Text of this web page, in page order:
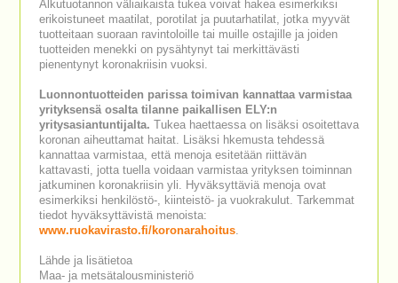
Alkutuotannon väliaikaista tukea voivat hakea esimerkiksi
erikoistuneet maatilat, porotilat ja puutarhatilat, jotka myyvät
tuotteitaan suoraan ravintoloille tai muille ostajille ja joiden
tuotteiden menekki on pysähtynyt tai merkittävästi
pienentynyt koronakriisin vuoksi.
Luonnontuotteiden parissa toimivan kannattaa varmistaa
yrityksensä osalta tilanne paikallisen ELY:n
yritysasiantuntijalta. Tukea haettaessa on lisäksi osoitettava
koronan aiheuttamat haitat. Lisäksi hkemusta tehdessä
kannattaa varmistaa, että menoja esitetään riittävän
kattavasti, jotta tuella voidaan varmistaa yrityksen toiminnan
jatkuminen koronakriisin yli. Hyväksyttäviä menoja ovat
esimerkiksi henkilöstö-, kiinteistö- ja vuokrakulut. Tarkemmat
tiedot hyväksyttävistä menoista:
www.ruokavirasto.fi/koronarahoitus.
Lähde ja lisätietoa
Maa- ja metsätalousministeriö